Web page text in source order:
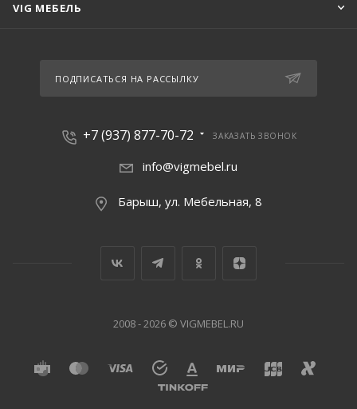
VIG МЕБЕЛЬ
ПОДПИСАТЬСЯ НА РАССЫЛКУ
+7 (937) 877-70-72 ЗАКАЗАТЬ ЗВОНОК
info@vigmebel.ru
Барыш, ул. Мебельная, 8
2008 - 2026 © VIGMEBEL.RU